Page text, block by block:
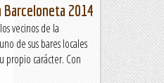
Barceloneta 2014
vecinos de la
de sus bares locales
propio carácter. Con